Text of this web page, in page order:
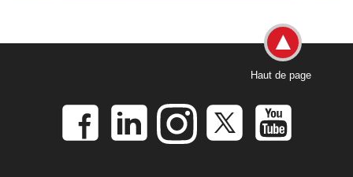
Haut de page